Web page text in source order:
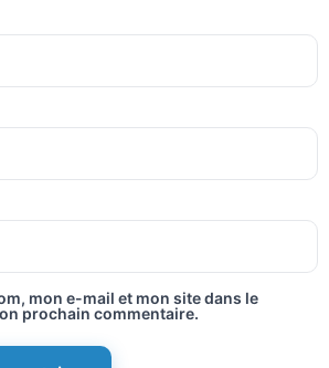
mon e-mail et mon site dans le
prochain commentaire.